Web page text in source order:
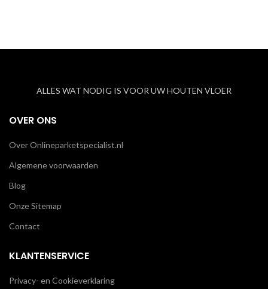
ALLES WAT NODIG IS VOOR UW HOUTEN VLOER
OVER ONS
Over Onlineparketspecialist.nl
Algemene voorwaarden
Blog
Onze Sitemap
Contact
KLANTENSERVICE
Privacy- en Cookieverklaring